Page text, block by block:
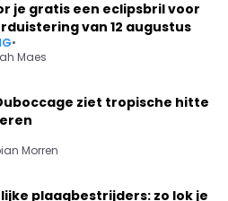
je gratis een eclipsbril voor
van 12 augustus
•
Maes
ziet tropische hitte
Morren
plaagbestrijders: zo lok je